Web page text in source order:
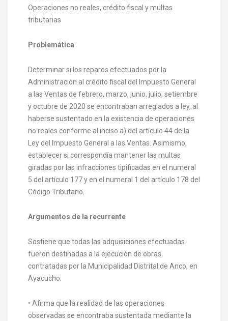
Operaciones no reales, crédito fiscal y multas
tributarias
Problemática
Determinar si los reparos efectuados por la
Administración al crédito fiscal del Impuesto General
a las Ventas de febrero, marzo, junio, julio, setiembre
y octubre de 2020 se encontraban arreglados a ley, al
haberse sustentado en la existencia de operaciones
no reales conforme al inciso a) del artículo 44 de la
Ley del Impuesto General a las Ventas. Asimismo,
establecer si correspondía mantener las multas
giradas por las infracciones tipificadas en el numeral
5 del artículo 177 y en el numeral 1 del artículo 178 del
Código Tributario.
Argumentos de la recurrente
Sostiene que todas las adquisiciones efectuadas
fueron destinadas a la ejecución de obras
contratadas por la Municipalidad Distrital de Anco, en
Ayacucho.
• Afirma que la realidad de las operaciones
observadas se encontraba sustentada mediante la